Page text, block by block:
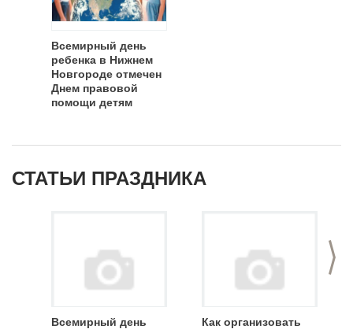
Всемирный день
ребенка в Нижнем
Новгороде отмечен
Днем правовой
помощи детям
СТАТЬИ ПРАЗДНИКА
>
Всемирный день
Как организовать